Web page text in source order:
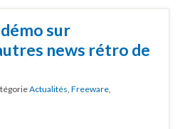
sur
news rétro de
Actualités Freeware